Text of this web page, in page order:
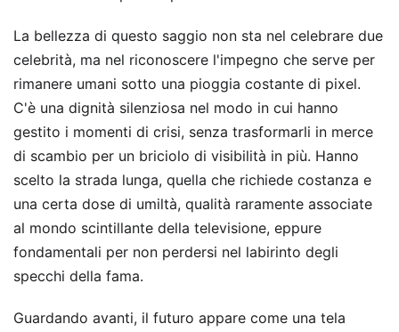
La bellezza di questo saggio non sta nel celebrare due
celebrità, ma nel riconoscere l'impegno che serve per
rimanere umani sotto una pioggia costante di pixel.
C'è una dignità silenziosa nel modo in cui hanno
gestito i momenti di crisi, senza trasformarli in merce
di scambio per un briciolo di visibilità in più. Hanno
scelto la strada lunga, quella che richiede costanza e
una certa dose di umiltà, qualità raramente associate
al mondo scintillante della televisione, eppure
fondamentali per non perdersi nel labirinto degli
specchi della fama.
Guardando avanti, il futuro appare come una tela